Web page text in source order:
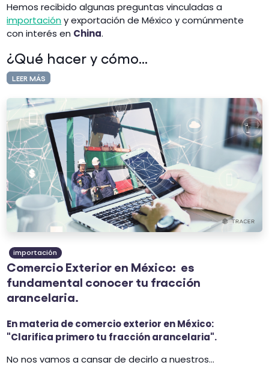
Hemos recibido algunas preguntas vinculadas a
importacióny exportación de México y comúnmente
con interés en China.
¿Qué hacer y cómo...
LEER MÁS
importación
Comercio Exterior en México: es
fundamental conocer tu fracción
arancelaria.
En materia de comercio exterior en México:
"Clarifica primero tu fracción arancelaria".
No nos vamos a cansar de decirlo a nuestros...